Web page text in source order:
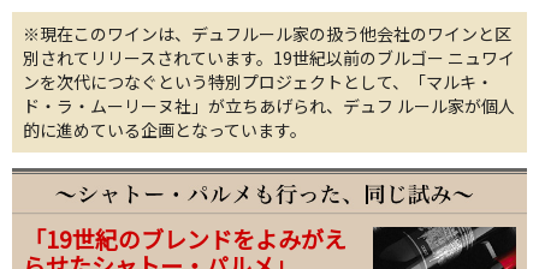
※現在このワインは、デュフルール家の扱う他会社のワインと区
別されてリリースされています。19世紀以前のブルゴー ニュワイ
ンを次代につなぐという特別プロジェクトとして、「マルキ・
ド・ラ・ムーリーヌ社」が立ちあげられ、デュフ ルール家が個人
的に進めている企画となっています。
「19世紀のブレンドをよみがえ